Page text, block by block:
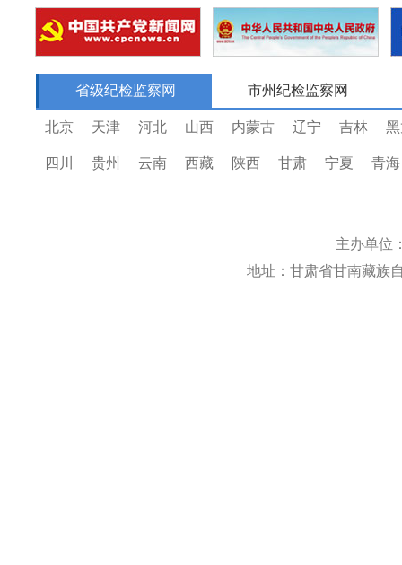
省级纪检监察网 市州纪检监察网
北京 天津 河北 山西 内蒙古 辽宁 吉林
四川 贵州 云南 西藏 陕西 甘肃 宁夏 青海
主办单位
地址：甘肃省甘南藏族